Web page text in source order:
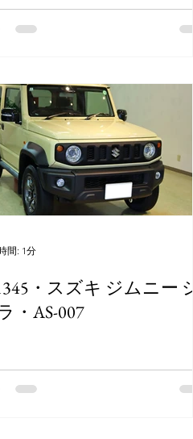
・スズキ ジムニー シ
・AS-007
間: 1分